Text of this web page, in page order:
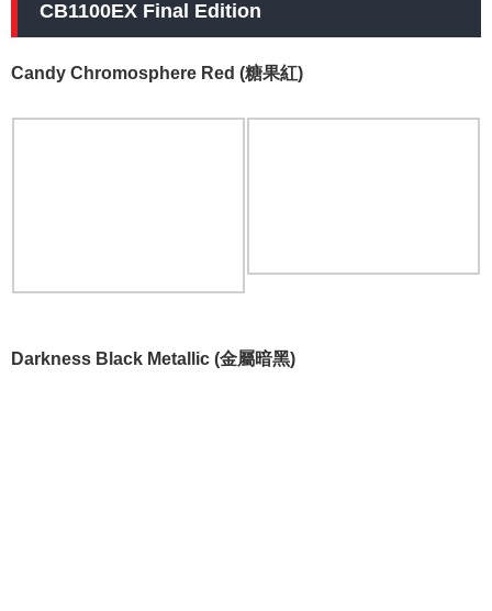
CB1100EX Final Edition
Candy Chromosphere Red (糖果紅)
Darkness Black Metallic (金屬暗黑)